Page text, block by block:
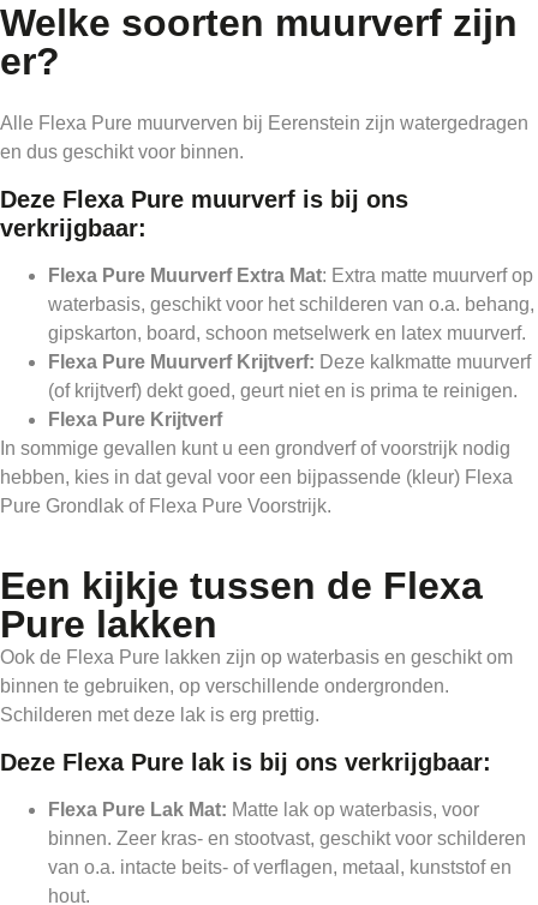
Welke soorten muurverf zijn
er?
Alle Flexa Pure muurverven bij Eerenstein zijn watergedragen
en dus geschikt voor binnen.
Deze Flexa Pure muurverf is bij ons
verkrijgbaar:
Flexa Pure Muurverf Extra Mat: Extra matte muurverf op
waterbasis, geschikt voor het schilderen van o.a. behang,
gipskarton, board, schoon metselwerk en latex muurverf.
Flexa Pure Muurverf Krijtverf: Deze kalkmatte muurverf
(of krijtverf) dekt goed, geurt niet en is prima te reinigen.
Flexa Pure Krijtverf
In sommige gevallen kunt u een grondverf of voorstrijk nodig
hebben, kies in dat geval voor een bijpassende (kleur) Flexa
Pure Grondlak of Flexa Pure Voorstrijk.
Een kijkje tussen de Flexa
Pure lakken
Ook de Flexa Pure lakken zijn op waterbasis en geschikt om
binnen te gebruiken, op verschillende ondergronden.
Schilderen met deze lak is erg prettig.
Deze Flexa Pure lak is bij ons verkrijgbaar:
Flexa Pure Lak Mat: Matte lak op waterbasis, voor
binnen. Zeer kras- en stootvast, geschikt voor schilderen
van o.a. intacte beits- of verflagen, metaal, kunststof en
hout.